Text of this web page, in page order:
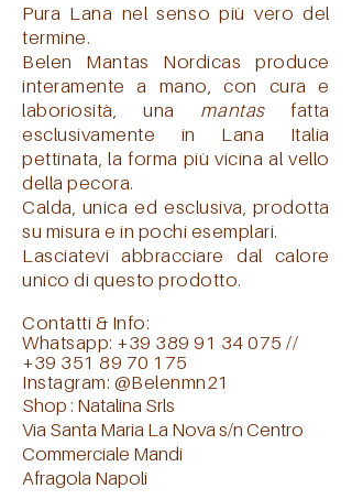
Pura Lana nel senso più vero del
termine.
Belen Mantas Nordicas produce
interamente a mano, con cura e
laboriosità, una mantasfatta
esclusivamente in Lana Italia
pettinata, la forma più vicina al vello
della pecora.
Calda, unica ed esclusiva, prodotta
su misura e in pochi esemplari.
Lasciatevi abbracciare dal calore
unico di questo prodotto.
Contatti & Info:
Whatsapp: +39 389 91 34 075 //
+39 351 89 70 175
Instagram: @Belenmn21
Shop : Natalina Srls
Via Santa Maria La Nova s/n Centro
Commerciale Mandi
Afragola Napoli